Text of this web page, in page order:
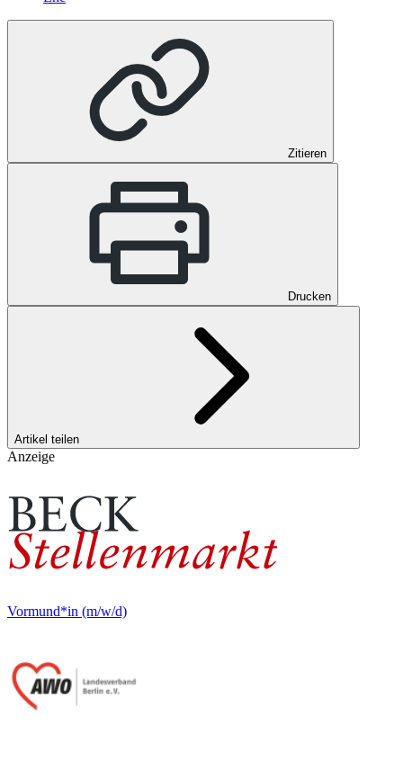
Zitieren
Drucken
Artikel teilen
Anzeige
Vormund*in (m/w/d)